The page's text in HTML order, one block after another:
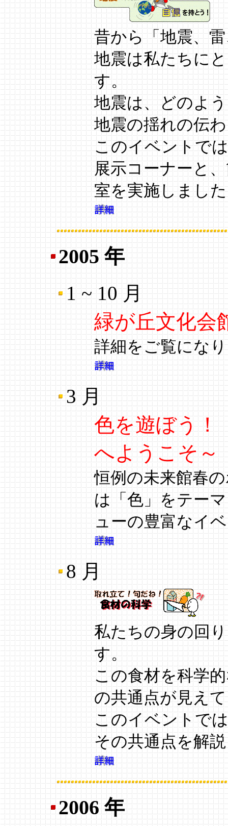
昔から「地震、
地震は私たちに
す。
地震は、どのよ
地震の揺れの伝
このイベントで
展示コーナーと
室を実施しまし
2005 年
1 ~ 10 月
緑が丘文化会
詳細をご覧にな
3 月
色を遊ぼう
へようこそ～
恒例の未来館春
は「色」をテー
ューの豊富なイ
8 月
私たちの身の回
す。
この食材を科学
の共通点が見え
このイベントで
その共通点を解
2006 年